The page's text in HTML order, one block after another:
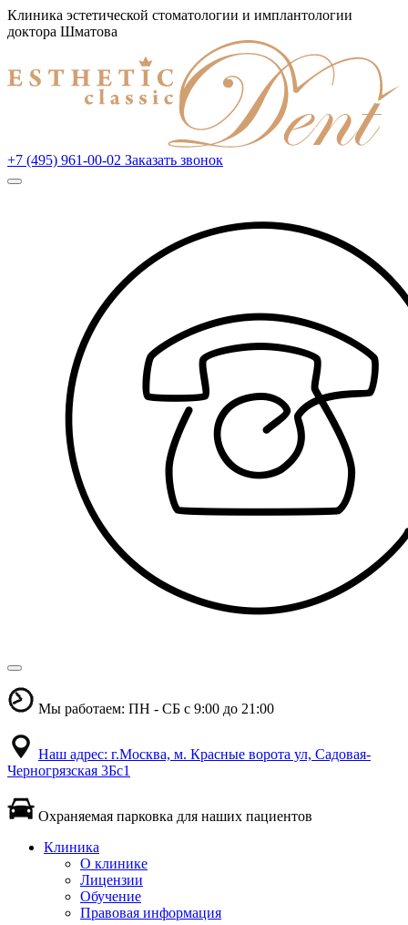
Клиника эстетической стоматологии и имплантологии
доктора Шматова
+7 (495) 961-00-02 Заказать звонок
Мы работаем: ПН - СБ с 9:00 до 21:00
Наш адрес: г.Москва, м. Красные ворота ул, Садовая-
Черногрязская 3Бс1
Охраняемая парковка для наших пациентов
Клиника
О клинике
Лицензии
Обучение
Правовая информация